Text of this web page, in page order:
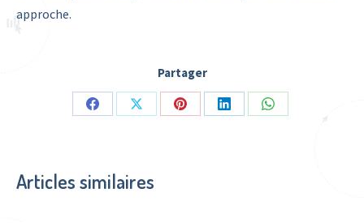
approche.
Partager
Share
Share
Share
Share
Share
Articles similaires